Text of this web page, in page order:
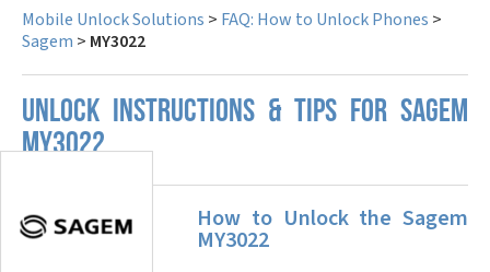
Mobile Unlock Solutions > FAQ: How to Unlock Phones >
Sagem > MY3022
UNLOCK INSTRUCTIONS & TIPS FOR SAGEM
MY3022
How to Unlock the Sagem
MY3022